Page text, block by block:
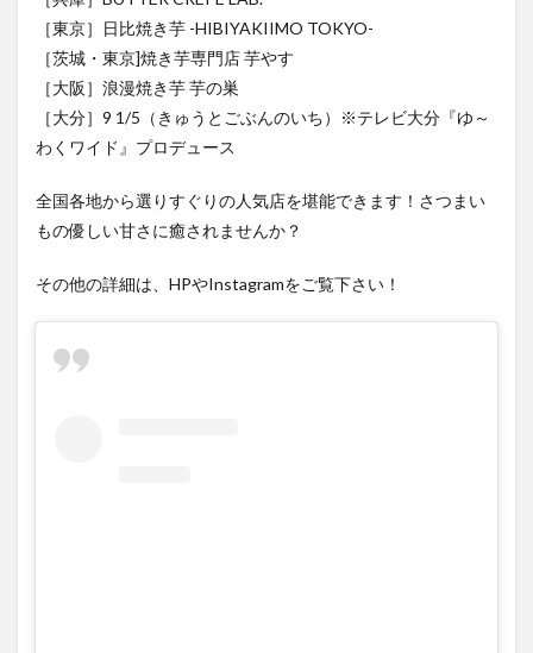
［茨城・東京]焼き芋専門店 芋やす
［大阪］浪漫焼き芋 芋の巣
［大分］9 1/5（きゅうとごぶんのいち）※テレビ大分『ゆ～
わくワイド』プロデュース
全国各地から選りすぐりの人気店を堪能できます！さつまい
もの優しい甘さに癒されませんか？